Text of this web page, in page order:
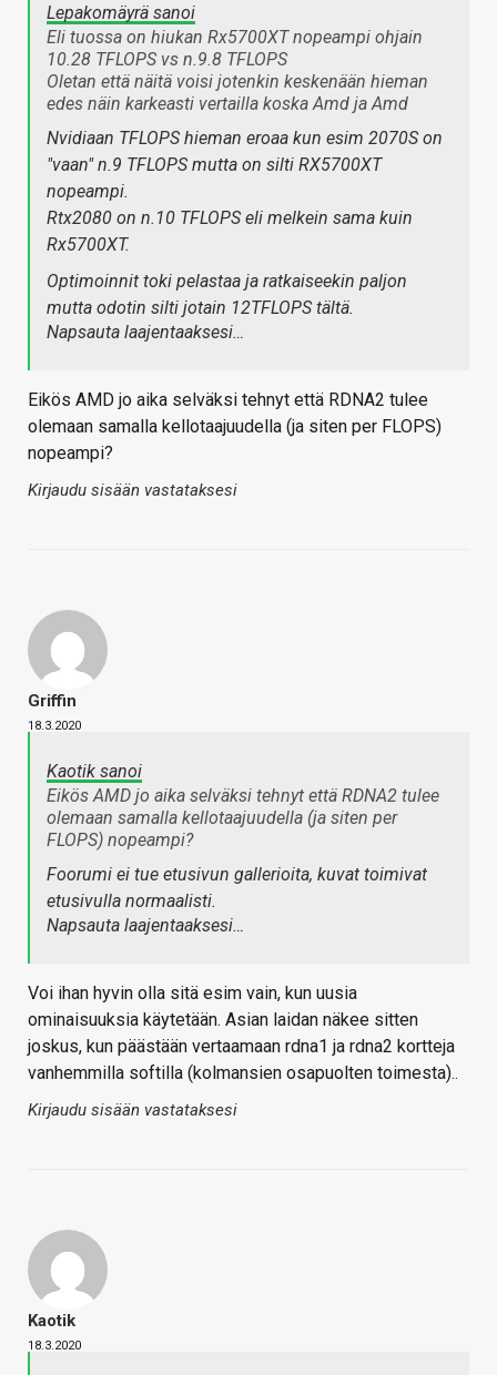
Lepakomäyrä sanoi
Eli tuossa on hiukan Rx5700XT nopeampi ohjain
10.28 TFLOPS vs n.9.8 TFLOPS
Oletan että näitä voisi jotenkin keskenään hieman
edes näin karkeasti vertailla koska Amd ja Amd
Nvidiaan TFLOPS hieman eroaa kun esim 2070S on
"vaan" n.9 TFLOPS mutta on silti RX5700XT
nopeampi.
Rtx2080 on n.10 TFLOPS eli melkein sama kuin
Rx5700XT.
Optimoinnit toki pelastaa ja ratkaiseekin paljon
mutta odotin silti jotain 12TFLOPS tältä.
Napsauta laajentaaksesi…
Eikös AMD jo aika selväksi tehnyt että RDNA2 tulee
olemaan samalla kellotaajuudella (ja siten per FLOPS)
nopeampi?
Kirjaudu sisään vastataksesi
Griffin
18.3.2020
Kaotik sanoi
Eikös AMD jo aika selväksi tehnyt että RDNA2 tulee
olemaan samalla kellotaajuudella (ja siten per
FLOPS) nopeampi?
Foorumi ei tue etusivun gallerioita, kuvat toimivat
etusivulla normaalisti.
Napsauta laajentaaksesi…
Voi ihan hyvin olla sitä esim vain, kun uusia
ominaisuuksia käytetään. Asian laidan näkee sitten
joskus, kun päästään vertaamaan rdna1 ja rdna2 kortteja
vanhemmilla softilla (kolmansien osapuolten toimesta)..
Kirjaudu sisään vastataksesi
Kaotik
18.3.2020